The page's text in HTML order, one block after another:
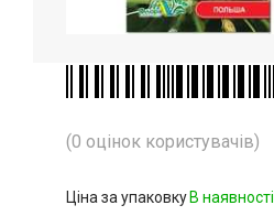
(0 оцінок користувачів)
Ціна за упаковку В наявності